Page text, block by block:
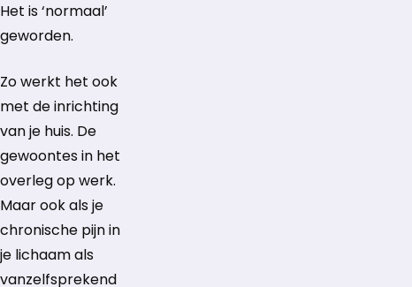
Het is ‘normaal’
geworden.
Zo werkt het ook
met de inrichting
van je huis. De
gewoontes in het
overleg op werk.
Maar ook als je
chronische pijn in
je lichaam als
vanzelfsprekend